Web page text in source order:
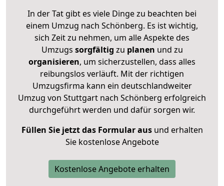
In der Tat gibt es viele Dinge zu beachten bei
einem Umzug nach Schönberg. Es ist wichtig,
sich Zeit zu nehmen, um alle Aspekte des
Umzugs sorgfältig zu planen und zu
organisieren, um sicherzustellen, dass alles
reibungslos verläuft. Mit der richtigen
Umzugsfirma kann ein deutschlandweiter
Umzug von Stuttgart nach Schönberg erfolgreich
durchgeführt werden und dafür sorgen wir.
Füllen Sie jetzt das Formular ausund erhalten
Sie kostenlose Angebote
Kostenlose Angebote erhalten